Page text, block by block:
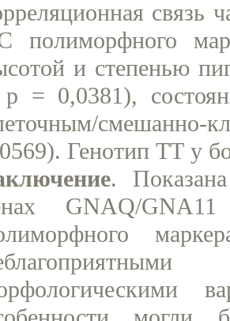
связь
полиморфного
и степенью
= 0,0381),
смешанно-
Генотип ТТ у
.
GNAQ/